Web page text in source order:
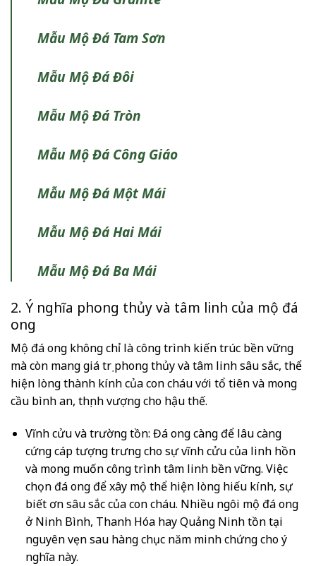
Mẫu Mộ Đá Tam Sơn
Mẫu Mộ Đá Đôi
Mẫu Mộ Đá Tròn
Mẫu Mộ Đá Công Giáo
Mẫu Mộ Đá Một Mái
Mẫu Mộ Đá Hai Mái
Mẫu Mộ Đá Ba Mái
2. Ý nghĩa phong thủy và tâm linh của mộ đá
ong
Mộ đá ong không chỉ là công trình kiến trúc bền vững
mà còn mang giá trị phong thủy và tâm linh sâu sắc, thể
hiện lòng thành kính của con cháu với tổ tiên và mong
cầu bình an, thịnh vượng cho hậu thế.
Vĩnh cửu và trường tồn: Đá ong càng để lâu càng
cứng cáp tượng trưng cho sự vĩnh cửu của linh hồn
và mong muốn công trình tâm linh bền vững. Việc
chọn đá ong để xây mộ thể hiện lòng hiếu kính, sự
biết ơn sâu sắc của con cháu. Nhiều ngôi mộ đá ong
ở Ninh Bình, Thanh Hóa hay Quảng Ninh tồn tại
nguyên vẹn sau hàng chục năm minh chứng cho ý
nghĩa này.